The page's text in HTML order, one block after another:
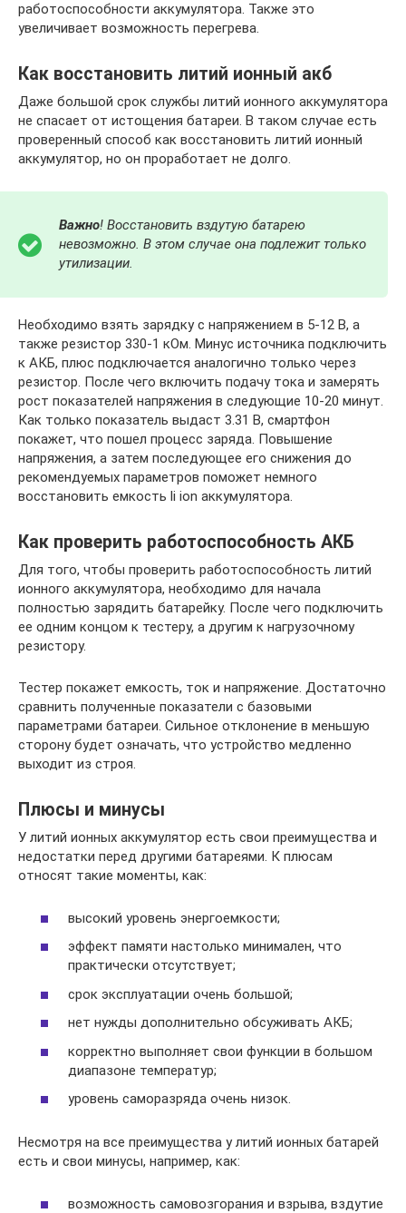
работоспособности аккумулятора. Также это
увеличивает возможность перегрева.
Как восстановить литий ионный акб
Даже большой срок службы литий ионного аккумулятора
не спасает от истощения батареи. В таком случае есть
проверенный способ как восстановить литий ионный
аккумулятор, но он проработает не долго.
Важно! Восстановить вздутую батарею
невозможно. В этом случае она подлежит только
утилизации.
Необходимо взять зарядку с напряжением в 5-12 В, а
также резистор 330-1 кОм. Минус источника подключить
к АКБ, плюс подключается аналогично только через
резистор. После чего включить подачу тока и замерять
рост показателей напряжения в следующие 10-20 минут.
Как только показатель выдаст 3.31 В, смартфон
покажет, что пошел процесс заряда. Повышение
напряжения, а затем последующее его снижения до
рекомендуемых параметров поможет немного
восстановить емкость li ion аккумулятора.
Как проверить работоспособность АКБ
Для того, чтобы проверить работоспособность литий
ионного аккумулятора, необходимо для начала
полностью зарядить батарейку. После чего подключить
ее одним концом к тестеру, а другим к нагрузочному
резистору.
Тестер покажет емкость, ток и напряжение. Достаточно
сравнить полученные показатели с базовыми
параметрами батареи. Сильное отклонение в меньшую
сторону будет означать, что устройство медленно
выходит из строя.
Плюсы и минусы
У литий ионных аккумулятор есть свои преимущества и
недостатки перед другими батареями. К плюсам
относят такие моменты, как:
высокий уровень энергоемкости;
эффект памяти настолько минимален, что
практически отсутствует;
срок эксплуатации очень большой;
нет нужды дополнительно обсуживать АКБ;
корректно выполняет свои функции в большом
диапазоне температур;
уровень саморазряда очень низок.
Несмотря на все преимущества у литий ионных батарей
есть и свои минусы, например, как:
возможность самовозгорания и взрыва, вздутие